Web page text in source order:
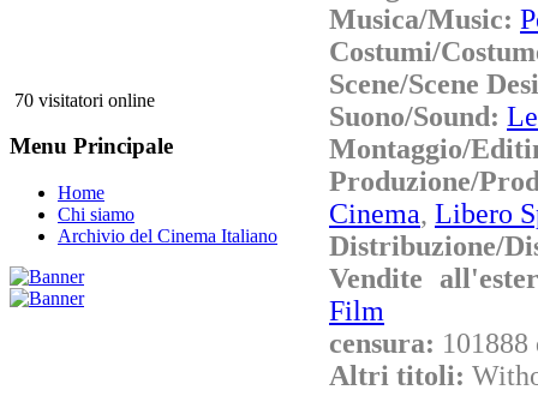
70 visitatori online
Menu Principale
Home
Chi siamo
Archivio del Cinema Italiano
Musica/Music:
Costumi/
Scene/Scene
Suono/Sound:
Montaggio/
Produzione/
Cinema, Libero
Distribuzione/
Vendite
Film
censura:
Altri titoli: